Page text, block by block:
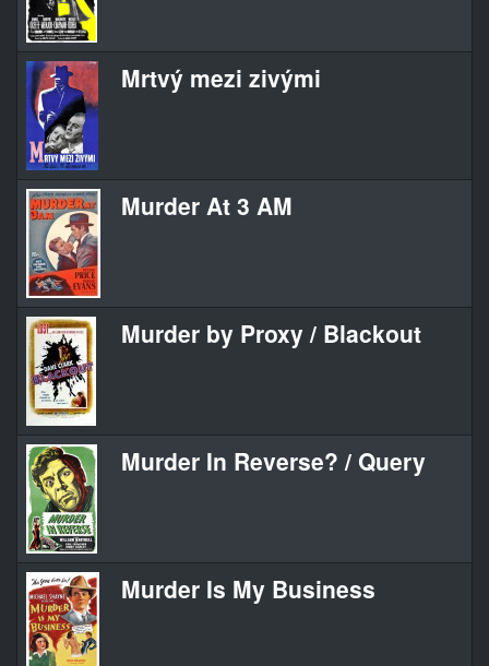
Mrtvý mezi zivými
Murder At 3 AM
Murder by Proxy / Blackout
Murder In Reverse? / Query
Murder Is My Business